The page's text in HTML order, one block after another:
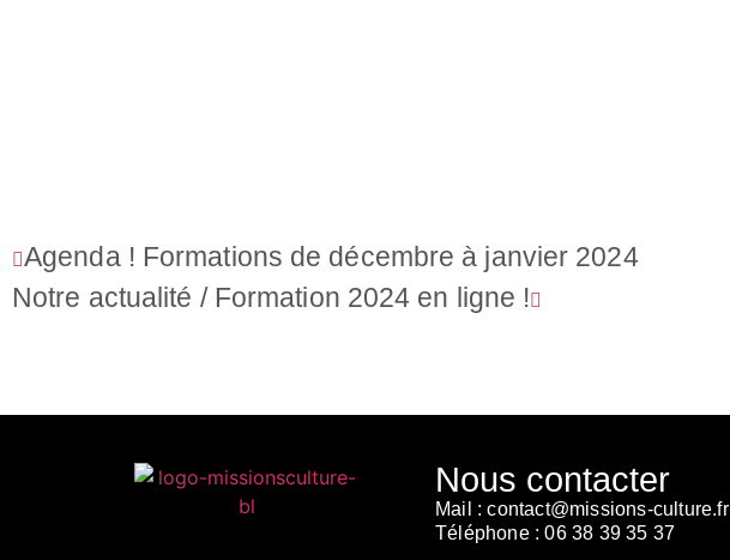
Agenda ! Formations de décembre à janvier 2024
Notre actualité / Formation 2024 en ligne !
Nous contacter
Mail : contact@missions-culture.fr
Téléphone : 06 38 39 35 37